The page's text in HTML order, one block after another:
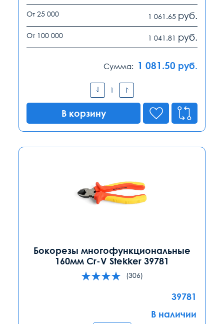
От 25 000 1 061.65 руб.
От 100 000 1 041.81 руб.
Сумма: 1 081.50 руб.
В корзину
Бокорезы многофункциональные
160мм Cr-V Stekker 39781
(306)
39781
В наличии